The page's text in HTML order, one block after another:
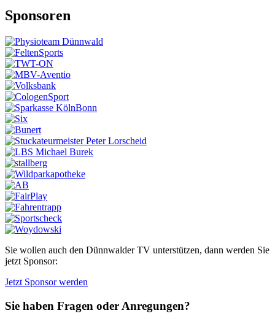
Sponsoren
Sie wollen auch den Dünnwalder TV unterstützen, dann werden Sie
jetzt Sponsor:
Jetzt Sponsor werden
Sie haben Fragen oder Anregungen?